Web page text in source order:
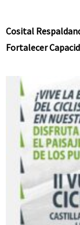
Cosital
Fortalecer